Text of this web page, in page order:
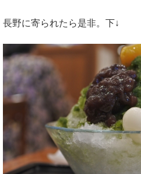
長野に寄られたら是非。下↓